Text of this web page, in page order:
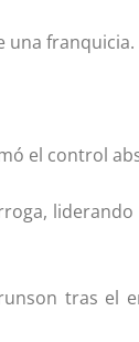
una franquicia.
el control
tras el